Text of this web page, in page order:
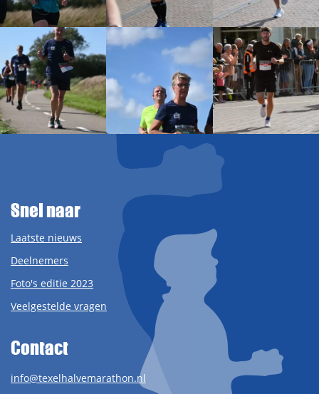
Snel naar
Laatste nieuws
Deelnemers
Foto's editie 2023
Veelgestelde vragen
Contact
info@texelhalvemarathon.nl